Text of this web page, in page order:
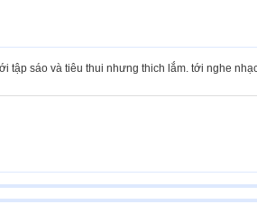
tập sáo và tiêu thui nhưng thich lắm. tới nghe